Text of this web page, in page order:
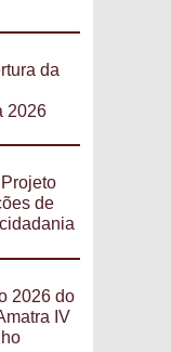
da
2026
de
2026 do
IV